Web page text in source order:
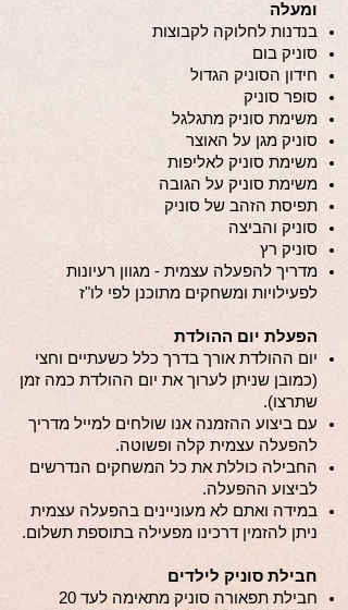
ומעלה
בנדנות לחלוקה לקבוצות
סוניק בום
חידון הסוניק הגדול
סופר סוניק
משימת סוניק מתגלגל
סוניק מגן על האוצר
משימת סוניק לאליפות
משימת סוניק על הגובה
תפיסת הזהב של סוניק
סוניק והביצה
סוניק רץ
מדריך להפעלה עצמית - מגוון רעיונות
לפעילויות ומשחקים מתוכנן לפי לו"ז
הפעלת יום ההולדת
יום ההולדת אורך בדרך כלל כשעתיים וחצי
(כמובן שניתן לערוך את יום ההולדת כמה זמן
שתרצו).
עם ביצוע ההזמנה אנו שולחים למייל מדריך
להפעלה עצמית קלה ופשוטה.
החבילה כוללת את כל המשחקים הנדרשים
לביצוע ההפעלה.
במידה ואתם לא מעוניינים בהפעלה עצמית
ניתן להזמין דרכינו מפעילה בתוספת תשלום.
חבילת סוניק לילדים
חבילת תפאורה סוניק מתאימה לעד 20